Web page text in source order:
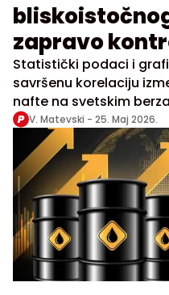
zapravo
Statistički podaci i
savršenu korelaciju
nafte na svetskim
Sjedinjenih Država
V. Matevski - 25. Maj 2026.